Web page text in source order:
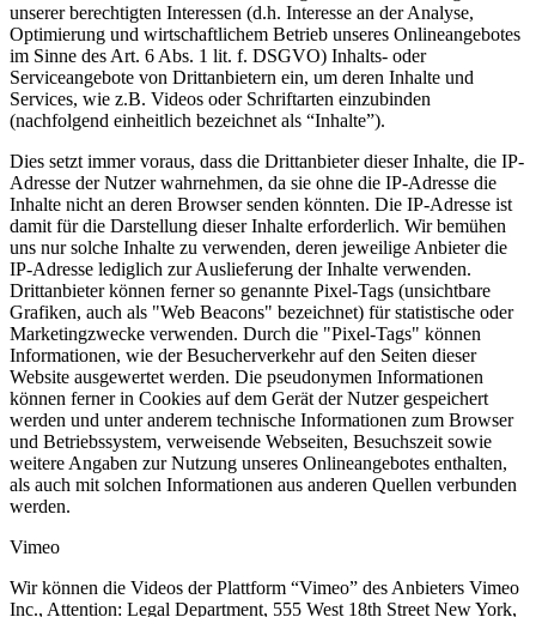
unserer berechtigten Interessen (d.h. Interesse an der Analyse,
Optimierung und wirtschaftlichem Betrieb unseres Onlineangebotes
im Sinne des Art. 6 Abs. 1 lit. f. DSGVO) Inhalts- oder
Serviceangebote von Drittanbietern ein, um deren Inhalte und
Services, wie z.B. Videos oder Schriftarten einzubinden
(nachfolgend einheitlich bezeichnet als “Inhalte”).
Dies setzt immer voraus, dass die Drittanbieter dieser Inhalte, die IP-
Adresse der Nutzer wahrnehmen, da sie ohne die IP-Adresse die
Inhalte nicht an deren Browser senden könnten. Die IP-Adresse ist
damit für die Darstellung dieser Inhalte erforderlich. Wir bemühen
uns nur solche Inhalte zu verwenden, deren jeweilige Anbieter die
IP-Adresse lediglich zur Auslieferung der Inhalte verwenden.
Drittanbieter können ferner so genannte Pixel-Tags (unsichtbare
Grafiken, auch als "Web Beacons" bezeichnet) für statistische oder
Marketingzwecke verwenden. Durch die "Pixel-Tags" können
Informationen, wie der Besucherverkehr auf den Seiten dieser
Website ausgewertet werden. Die pseudonymen Informationen
können ferner in Cookies auf dem Gerät der Nutzer gespeichert
werden und unter anderem technische Informationen zum Browser
und Betriebssystem, verweisende Webseiten, Besuchszeit sowie
weitere Angaben zur Nutzung unseres Onlineangebotes enthalten,
als auch mit solchen Informationen aus anderen Quellen verbunden
werden.
Vimeo
Wir können die Videos der Plattform “Vimeo” des Anbieters Vimeo
Inc., Attention: Legal Department, 555 West 18th Street New York,